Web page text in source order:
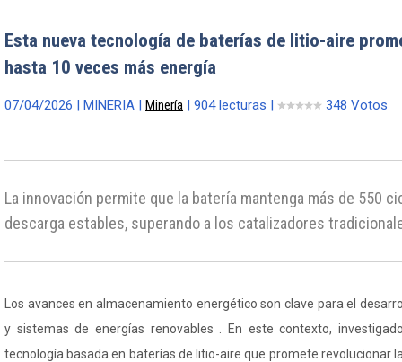
Esta nueva tecnología de baterías de litio-aire
hasta 10 veces más energía
07/04/2026 | MINERIA | Minería | 904 lecturas | 348 Votos
La innovación permite que la batería mantenga más de 550
descarga estables, superando a los catalizadores
Los avances en almacenamiento energético son clave para el
y sistemas de energías renovables . En este contexto,
tecnología basada en baterías de litio-aire que promete revolucionar